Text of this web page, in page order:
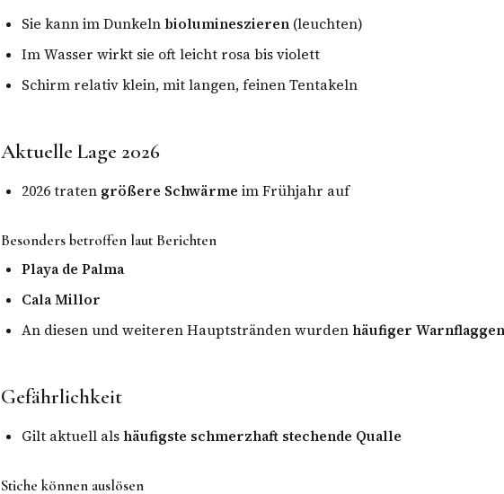
Sie kann im Dunkelnbiolumineszieren (leuchten)
Im Wasser wirkt sie oft leicht rosa bis violett
Schirm relativ klein, mit langen, feinen Tentakeln
Aktuelle Lage 2026
2026 traten größere Schwärme im Frühjahr auf
Besonders betroffen laut Berichten
Playa de Palma
Cala Millor
An diesen und weiteren Hauptstränden wurdenhäufiger
Gefährlichkeit
Gilt aktuell alshäufigste schmerzhaft stechende Qualle
Stiche können auslösen